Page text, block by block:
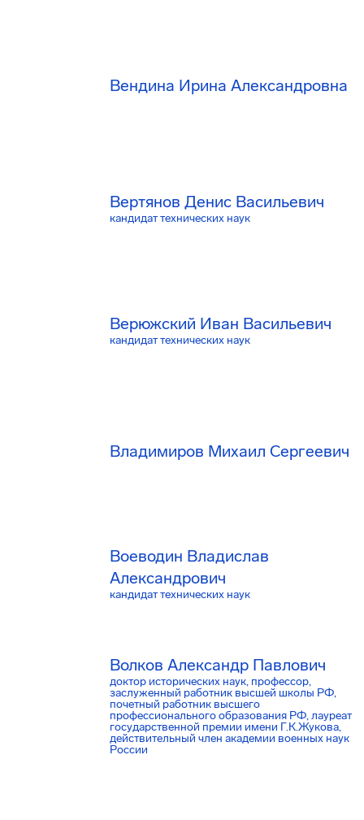
Вендина Ирина Александровна
Вертянов Денис Васильевич
кандидат технических наук
Верюжский Иван Васильевич
кандидат технических наук
Владимиров Михаил Сергеевич
Воеводин Владислав
Александрович
кандидат технических наук
Волков Александр Павлович
доктор исторических наук, профессор,
заслуженный работник высшей школы РФ,
почетный работник высшего
профессионального образования РФ, лауреат
государственной премии имени Г.К.Жукова,
действительный член академии военных наук
России